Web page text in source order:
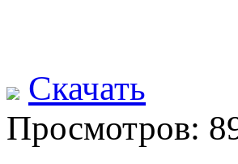
Скачать
Просмотров: